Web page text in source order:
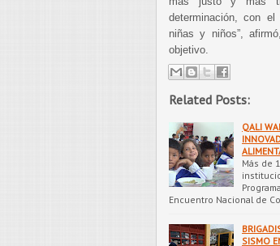
determinación, con el
niñas y niños”,
objetivo.
Related Posts:
QALI
Más de
Encuentro Nacional de
SISMO